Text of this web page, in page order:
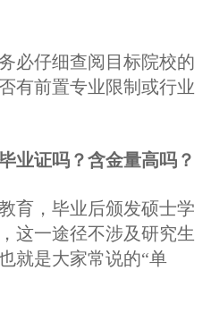
必仔细查阅目标院校的
有前置专业限制或行业
业证吗？含金量高吗？
育，毕业后颁发硕士学
这一途径不涉及研究生
就是大家常说的“单